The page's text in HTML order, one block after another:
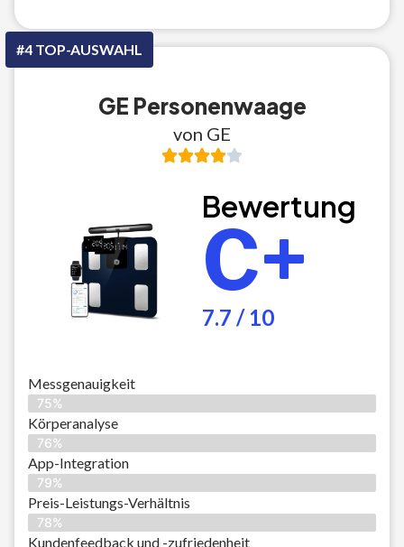
#4 TOP-AUSWAHL
GE Personenwaage
von GE
Bewertung
C+
7.7 / 10
Messgenauigkeit
75%
Körperanalyse
76%
App-Integration
79%
Preis-Leistungs-Verhältnis
78%
Kundenfeedback und -zufriedenheit